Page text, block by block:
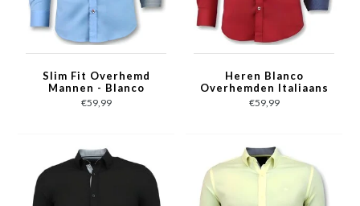
Slim Fit Overhemd
Mannen - Blanco
Blouse - 3040 - Licht
Blauw
€59,99
Heren Blanco
Overhemden Italiaans
- Slim Fit Blouse -
3037 - Rood
€59,99